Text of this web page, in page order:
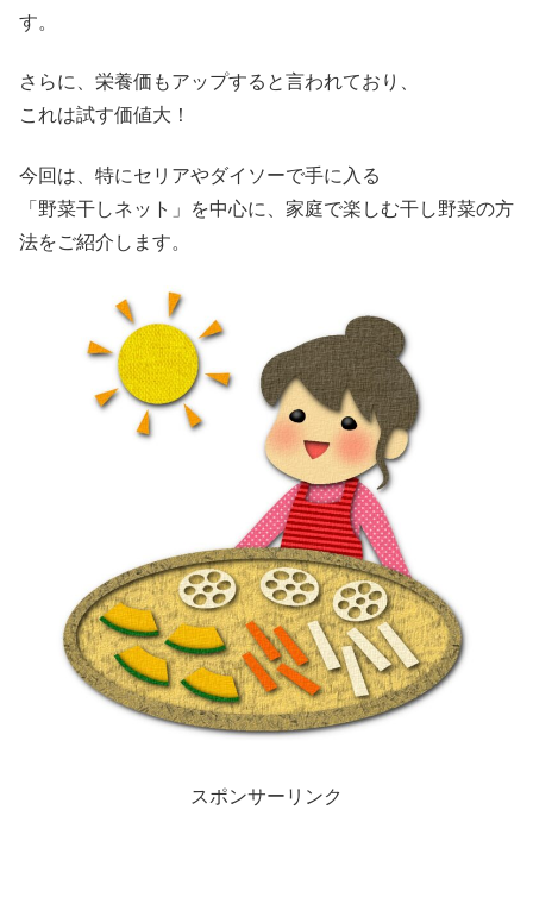
す。
さらに、栄養価もアップすると言われており、
これは試す価値大！
今回は、特にセリアやダイソーで手に入る
「野菜干しネット」を中心に、家庭で楽しむ干し野菜の方
法をご紹介します。
スポンサーリンク